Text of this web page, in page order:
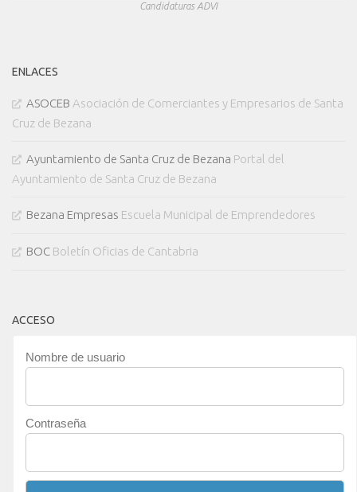
Candidaturas ADVI
ENLACES
ASOCEB Asociación de Comerciantes y Empresarios de Santa
Cruz de Bezana
Ayuntamiento de Santa Cruz de Bezana Portal del
Ayuntamiento de Santa Cruz de Bezana
Bezana Empresas Escuela Municipal de Emprendedores
BOC Boletín Oficias de Cantabria
ACCESO
Nombre de usuario
Contraseña